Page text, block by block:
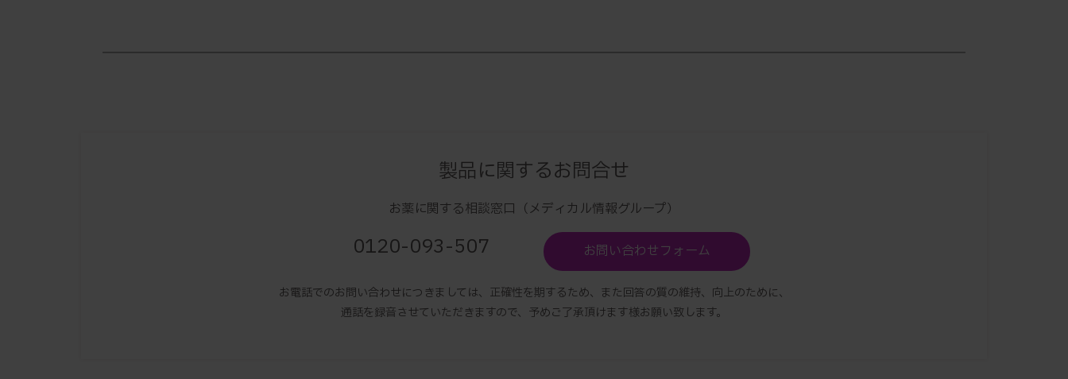
製品に関するお問合せ
お薬に関する相談窓口（メディカル情報グループ）
0120-093-507 お問い合わせフォーム
お電話でのお問い合わせにつきましては、正確性を期するため、また回答の質の維持、向上のために、
通話を録音させていただきますので、予めご了承頂けます様お願い致します。